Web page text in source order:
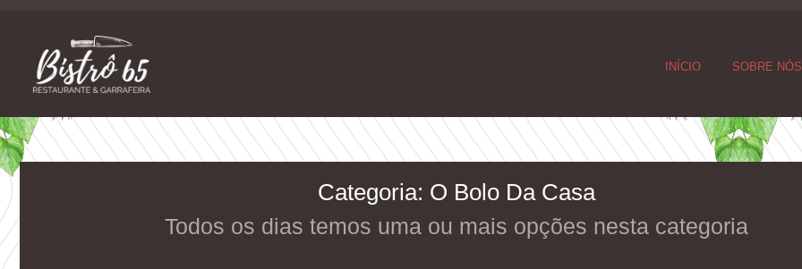
content
Bistrô 65
INÍCIO SOBRE NÓS
Categoria: O Bolo Da Casa
Todos os dias temos uma ou mais opções nesta categoria